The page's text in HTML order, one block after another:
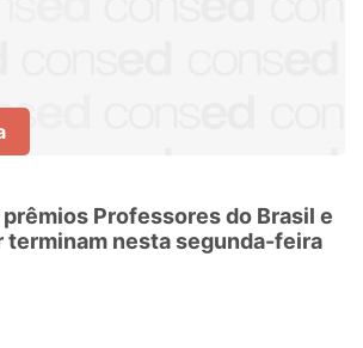
Professores do Brasil e
terminam nesta segunda-feira